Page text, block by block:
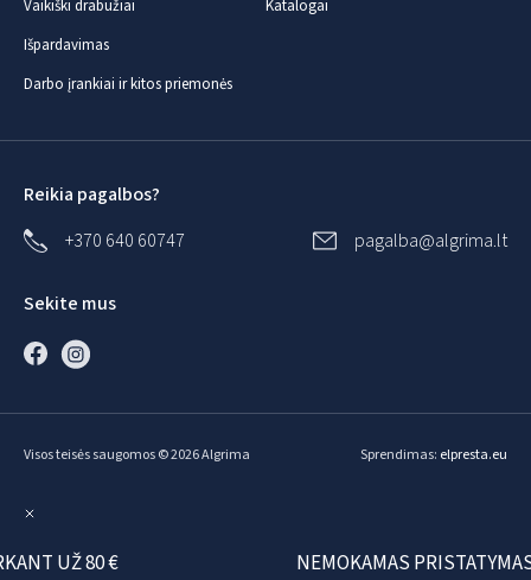
Vaikiški drabužiai
Išpardavimas
Darbo įrankiai ir kitos priemonės
Katalogai
NEMOKAMAS PRISTATYMAS
UŽ 80 €
Reikia pagalbos?
+370 640 60747
pagalba@algrima.lt
Sekite mus
Visos teisės saugomos © 2026 Algrima Sprendimas: elpresta.eu